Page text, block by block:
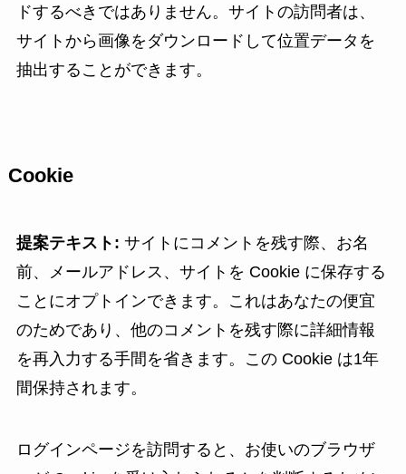
ドするべきではありません。サイトの訪問者は、
サイトから画像をダウンロードして位置データを
抽出することができます。
Cookie
提案テキスト: サイトにコメントを残す際、お名
前、メールアドレス、サイトを Cookie に保存する
ことにオプトインできます。これはあなたの便宜
のためであり、他のコメントを残す際に詳細情報
を再入力する手間を省きます。この Cookie は1年
間保持されます。
ログインページを訪問すると、お使いのブラウザ